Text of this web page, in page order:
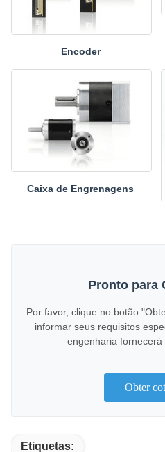
Encoder
Caixa de Engrenagens
Pronto para
Por favor, clique no botão
informar seus requisitos
engenharia fornecerá
Obter
Etiquetas: